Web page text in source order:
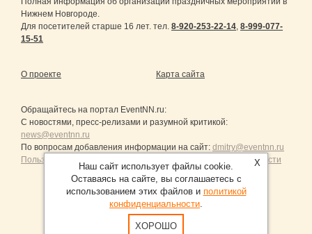
Нижнем Новгороде.
Для посетителей старше 16 лет. тел. 8-920-253-22-14, 8-999-077-
15-51
О проекте Карта сайта
Обращайтесь на портал EventNN.ru:
С новостями, пресс-релизами и разумной критикой:
news@eventnn.ru
По вопросам добавления информации на сайт: dmitry@eventnn.ru
Пользовательское Соглашение и политика конфиденциальности
Продвижение сайтов Санкт-Петербург
X
Наш сайт использует файлы cookie.
Оставаясь на сайте, вы соглашаетесь с
использованием этих файлов и политикой
конфиденциальности.
ХОРОШО